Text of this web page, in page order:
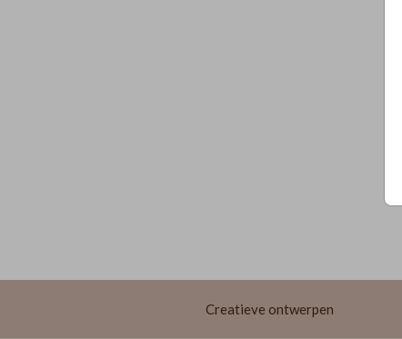
Creatieve ontwerpen